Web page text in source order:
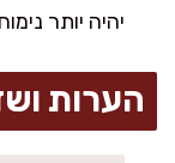
יהיה יותר
הערות